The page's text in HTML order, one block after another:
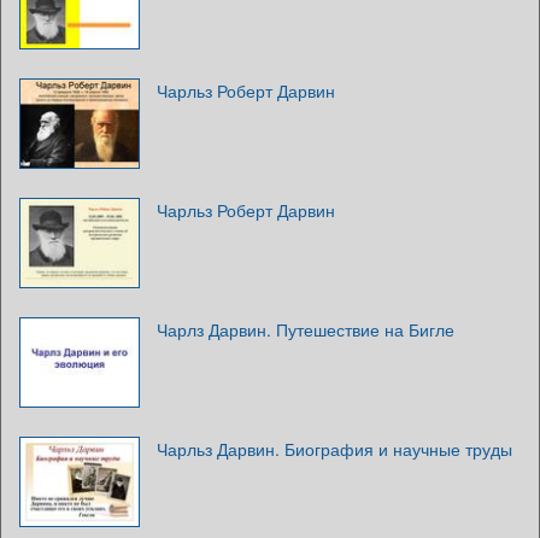
Чарльз Роберт Дарвин
Чарльз Роберт Дарвин
Чарлз Дарвин. Путешествие на Бигле
Чарльз Дарвин. Биография и научные труды